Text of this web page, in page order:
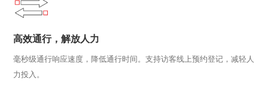
高效通行，解放人力
毫秒级通行响应速度，降低通行时间。支持访客线上预约登记，减轻人
力投入。